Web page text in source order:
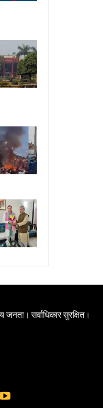
सर्वाधिकार सुरक्षित।